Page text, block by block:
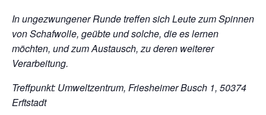
In ungezwungener Runde treffen sich Leute zum Spinnen
von Schafwolle, geübte und solche, die es lernen
möchten, und zum Austausch,zu deren weiterer
Verarbeitung.
Treffpunkt: Umweltzentrum, Friesheimer Busch 1, 50374
Erftstadt